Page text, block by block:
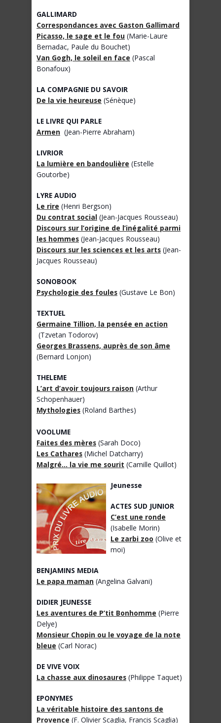
GALLIMARD
Correspondances avec Gaston Gallimard
Picasso, le sage et le fou (Marie-Laure
Bernadac, Paule du Bouchet)
Van Gogh, le soleil en face (Pascal
Bonafoux)
LA COMPAGNIE DU SAVOIR
De la vie heureuse (Sénèque)
LE LIVRE QUI PARLE
Armen (Jean-Pierre Abraham)
LIVRIOR
La lumière en bandoulière (Estelle
Goutorbe)
LYRE AUDIO
Le rire (Henri Bergson)
Du contrat social (Jean-Jacques Rousseau)
Discours sur l’origine de l’inégalité parmi
les hommes (Jean-Jacques Rousseau)
Discours sur les sciences et les arts (Jean-
Jacques Rousseau)
SONOBOOK
Psychologie des foules (Gustave Le Bon)
TEXTUEL
Germaine Tillion, la pensée en action
(Tzvetan Todorov)
Georges Brassens, auprès de son âme
(Bernard Lonjon)
THELEME
L’art d’avoir toujours raison (Arthur
Schopenhauer)
Mythologies (Roland Barthes)
VOOLUME
Faites des mères (Sarah Doco)
Les Cathares (Michel Datcharry)
Malgré… la vie me sourit (Camille Quillot)
Jeunesse
ACTES SUD JUNIOR
C’est une ronde
(Isabelle Morin)
Le zarbi zoo (Olive et
moi)
BENJAMINS MEDIA
Le papa maman (Angelina Galvani)
DIDIER JEUNESSE
Les aventures de P’tit Bonhomme (Pierre
Delye)
Monsieur Chopin ou le voyage de la note
bleue (Carl Norac)
DE VIVE VOIX
La chasse aux dinosaures (Philippe Taquet)
EPONYMES
La véritable histoire des santons de
Provence (F. Olivier Scaglia, Francis Scaglia)